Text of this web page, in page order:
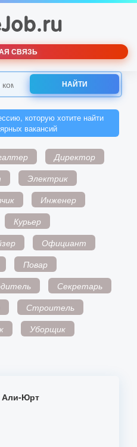
СВЯЗЬ
НАЙТИ
которую хотите найти
вакансий
Директор
Электрик
Инженер
Курьер
Официант
Повар
Секретарь
Строитель
Уборщик
Али-Юрт